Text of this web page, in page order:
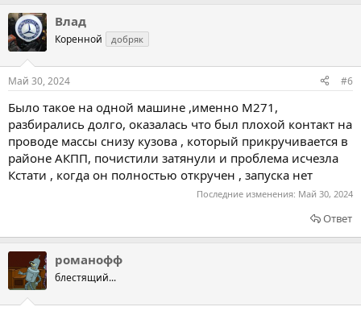
Влад
Коренной добряк
Май 30, 2024 #6
Было такое на одной машине ,именно М271,
разбирались долго, оказалась что был плохой контакт на
проводе массы снизу кузова , который прикручивается в
районе АКПП, почистили затянули и проблема исчезла
Кстати , когда он полностью откручен , запуска нет
Последние изменения: Май 30, 2024
Ответ
романофф
блестящий...